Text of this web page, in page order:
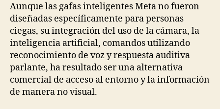
Aunque las gafas inteligentes Meta no fueron
diseñadas específicamente para personas
ciegas, su integración del uso de la cámara, la
inteligencia artificial, comandos utilizando
reconocimiento de voz y respuesta auditiva
parlante, ha resultado ser una alternativa
comercial de acceso al entorno y la información
de manera no visual.